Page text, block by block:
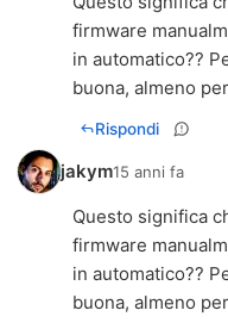
firmware
in automatico??
buona, almeno
Rispondi
jakym15 anni fa
Questo significa
firmware
in automatico??
buona, almeno